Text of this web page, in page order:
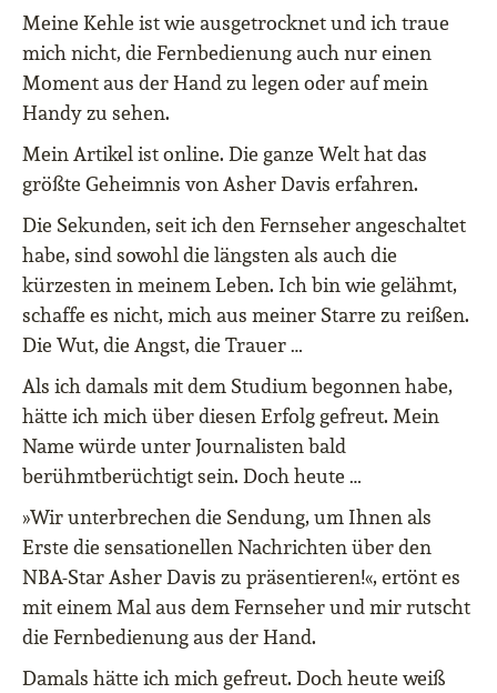
Meine Kehle ist wie ausgetrocknet und ich traue
mich nicht, die Fernbedienung auch nur einen
Moment aus der Hand zu legen oder auf mein
Handy zu sehen.
Mein Artikel ist online. Die ganze Welt hat das
größte Geheimnis von Asher Davis erfahren.
Die Sekunden, seit ich den Fernseher angeschaltet
habe, sind sowohl die längsten als auch die
kürzesten in meinem Leben. Ich bin wie gelähmt,
schaffe es nicht, mich aus meiner Starre zu reißen.
Die Wut, die Angst, die Trauer …
Als ich damals mit dem Studium begonnen habe,
hätte ich mich über diesen Erfolg gefreut. Mein
Name würde unter Journalisten bald
berühmtberüchtigt sein. Doch heute …
»Wir unterbrechen die Sendung, um Ihnen als
Erste die sensationellen Nachrichten über den
NBA-Star Asher Davis zu präsentieren!«, ertönt es
mit einem Mal aus dem Fernseher und mir rutscht
die Fernbedienung aus der Hand.
Damals hätte ich mich gefreut. Doch heute weiß